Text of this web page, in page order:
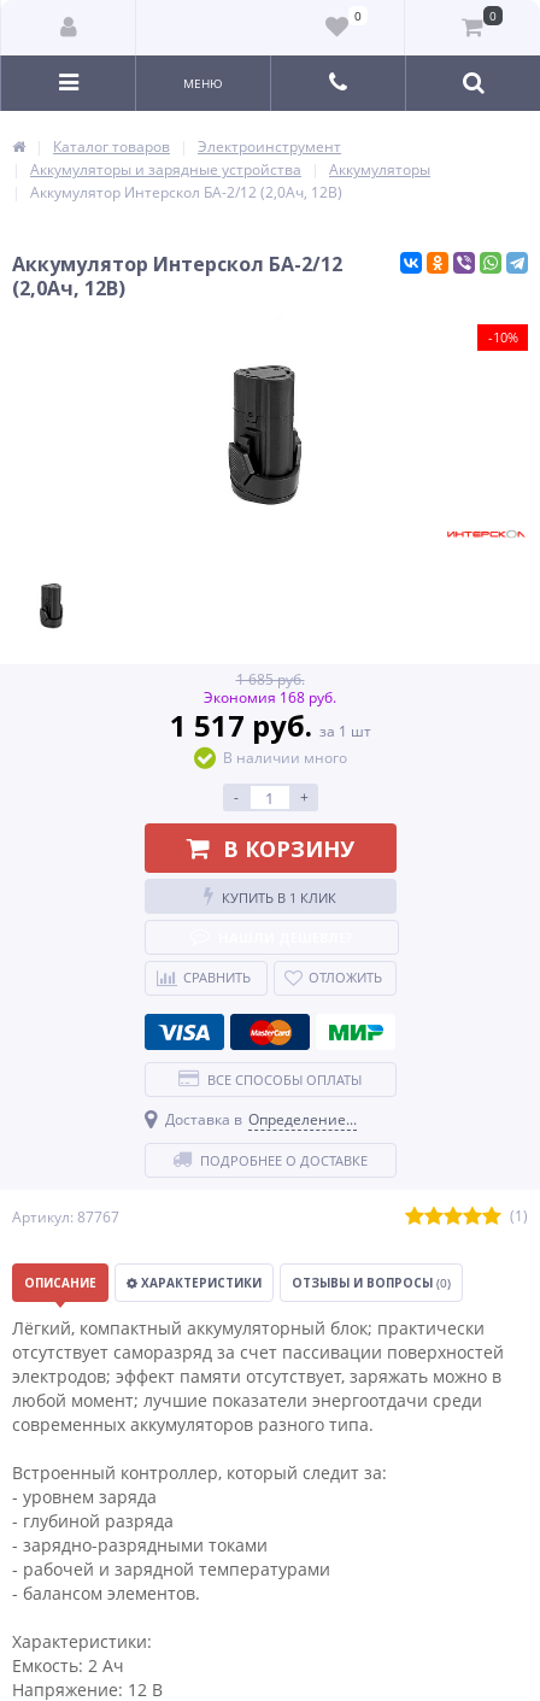
0 0
МЕНЮ
Каталог товаров
Электроинструмент
Аккумуляторы и зарядные устройства
Аккумуляторы
Аккумулятор Интерскол БА-2/12 (2,0Ач, 12В)
Аккумулятор Интерскол БА-2/12
(2,0Ач, 12В)
-10%
Артикул: 87767 (1)
1 685 руб.
Экономия 168 руб.
1 517 руб. за 1 шт
В наличии много
-
+
В КОРЗИНУ
КУПИТЬ В 1 КЛИК
СРАВНИТЬ ОТЛОЖИТЬ
ВСЕ СПОСОБЫ ОПЛАТЫ
Доставка в Определение...
ПОДРОБНЕЕ О ДОСТАВКЕ
ОПИСАНИЕ ХАРАКТЕРИСТИКИ ОТЗЫВЫ И ВОПРОСЫ (0)
Лёгкий, компактный аккумуляторный блок; практически
отсутствует саморазряд за счет пассивации поверхностей
электродов; эффект памяти отсутствует, заряжать можно в
любой момент; лучшие показатели энергоотдачи среди
современных аккумуляторов разного типа.
Встроенный контроллер, который следит за:
- уровнем заряда
- глубиной разряда
- зарядно-разрядными токами
- рабочей и зарядной температурами
- балансом элементов.
Характеристики:
Емкость: 2 Ач
Напряжение: 12 В